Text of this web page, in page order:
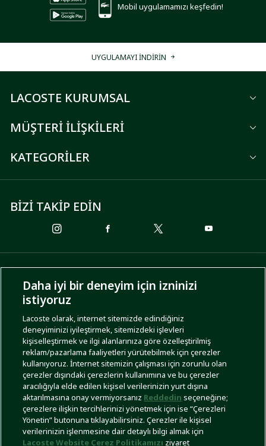
Mobil uygulamamızı keşfedin!
UYGULAMAYI İNDİRİN
LACOSTE KURUMSAL
MÜŞTERİ İLİŞKİLERİ
KATEGORİLER
BİZİ TAKİP EDİN
ÖDEME SEÇENEKLERİ
KARGO SEÇENEKLERİ
İşlem RehberiSite HaritasıKullanım ŞartlarıGizlilik Politikası
Daha iyi bir deneyim için izninizi
istiyoruz
Lacoste olarak, internet sitemizde edindiğiniz
deneyiminizi iyileştirmek, sitemizdeki işlevleri
kişiselleştirmek ve ilgi alanlarınıza göre özelleştirilmiş
reklam/pazarlama faaliyetleri yürütebilmek için çerezler
kullanıyoruz. İnternet sitemizin çalışması için zorunlu olan
çerezler dışındaki çerezlerin kullanımına ve bu çerezler
aracılığıyla elde edilen kişisel verilerinizin yurt dışına
aktarılmasına onay vermiyorsanız Reddedin seçeneğine;
çerezlere ilişkin tercihlerinizi yönetmek için ise “Çerezleri
Yönetin” butonuna tıklayabilirsiniz. Çerezler ile kişisel
verilerinizin işlenmesine dair detaylı bilgi almak için
Lacoste Website Çerez Politikamızı ziyaret